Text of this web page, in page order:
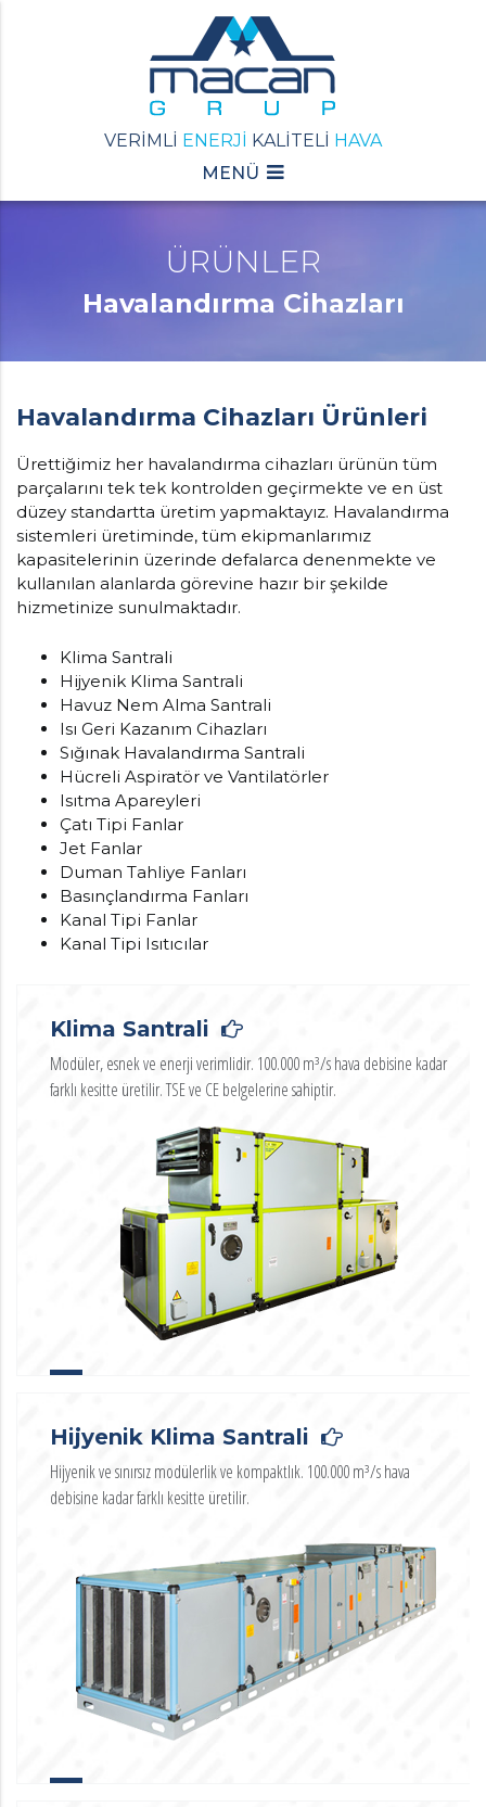
VERİMLİ ENERJİ KALİTELİ HAVA
MENÜ
ÜRÜNLER
Havalandırma Cihazları
Havalandırma Cihazları Ürünleri
Ürettiğimiz her havalandırma cihazları ürünün tüm
parçalarını tek tek kontrolden geçirmekte ve en üst
düzey standartta üretim yapmaktayız. Havalandırma
sistemleri üretiminde, tüm ekipmanlarımız
kapasitelerinin üzerinde defalarca denenmekte ve
kullanılan alanlarda görevine hazır bir şekilde
hizmetinize sunulmaktadır.
Klima Santrali
Hijyenik Klima Santrali
Havuz Nem Alma Santrali
Isı Geri Kazanım Cihazları
Sığınak Havalandırma Santrali
Hücreli Aspiratör ve Vantilatörler
Isıtma Apareyleri
Çatı Tipi Fanlar
Jet Fanlar
Duman Tahliye Fanları
Basınçlandırma Fanları
Kanal Tipi Fanlar
Kanal Tipi Isıtıcılar
Klima Santrali
Modüler, esnek ve enerji verimlidir. 100.000 m³/s hava debisine kadar
farklı kesitte üretilir. TSE ve CE belgelerine sahiptir.
Hijyenik Klima Santrali
Hijyenik ve sınırsız modülerlik ve kompaktlık. 100.000 m³/s hava
debisine kadar farklı kesitte üretilir.